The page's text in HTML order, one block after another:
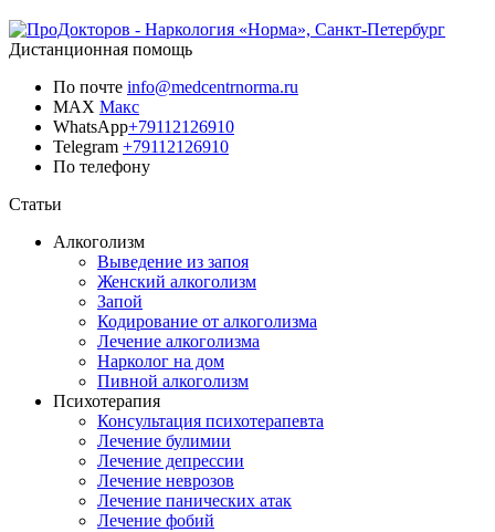
Дистанционная помощь
По почте info@medcentrnorma.ru
MAX Макс
WhatsApp+79112126910
Telegram +79112126910
По телефону
Статьи
Алкоголизм
Выведение из запоя
Женский алкоголизм
Запой
Кодирование от алкоголизма
Лечение алкоголизма
Нарколог на дом
Пивной алкоголизм
Психотерапия
Консультация психотерапевта
Лечение булимии
Лечение депрессии
Лечение неврозов
Лечение панических атак
Лечение фобий